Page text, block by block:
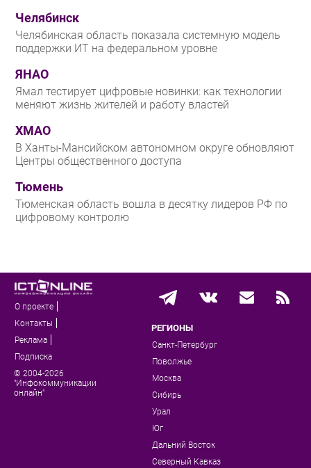
Челябинск
Челябинская область показала системную модель
поддержки ИТ на федеральном уровне
ЯНАО
Ямал тестирует цифровые новинки: как технологии
меняют жизнь жителей и работу властей
ХМАО
В Ханты-Мансийском автономном округе обновляют
Центры общественного доступа
Тюмень
Тюменская область вошла в десятку лидеров РФ по
цифровому контролю
О проекте
Контакты
Реклама
Подписка
© 2004-2026
"Инфокоммуникации
онлайн"
РЕГИОНЫ
Санкт-Петербург
Поволжье
Москва
Сибирь
Урал
Юг
Дальний Восток
Северный Кавказ